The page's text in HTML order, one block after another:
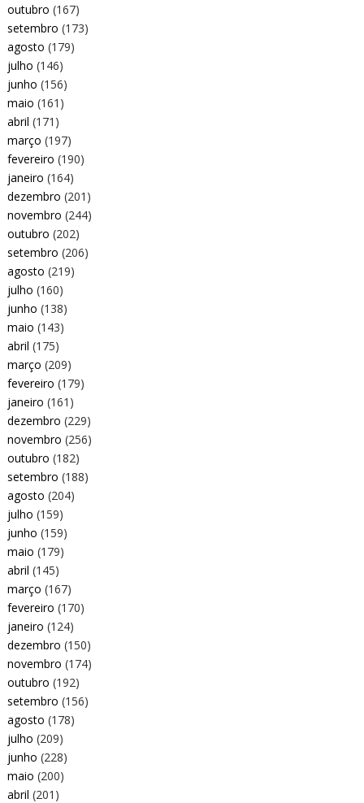
outubro (167)
setembro (173)
agosto (179)
julho (146)
junho (156)
maio (161)
abril (171)
março (197)
fevereiro (190)
janeiro (164)
dezembro (201)
novembro (244)
outubro (202)
setembro (206)
agosto (219)
julho (160)
junho (138)
maio (143)
abril (175)
março (209)
fevereiro (179)
janeiro (161)
dezembro (229)
novembro (256)
outubro (182)
setembro (188)
agosto (204)
julho (159)
junho (159)
maio (179)
abril (145)
março (167)
fevereiro (170)
janeiro (124)
dezembro (150)
novembro (174)
outubro (192)
setembro (156)
agosto (178)
julho (209)
junho (228)
maio (200)
abril (201)